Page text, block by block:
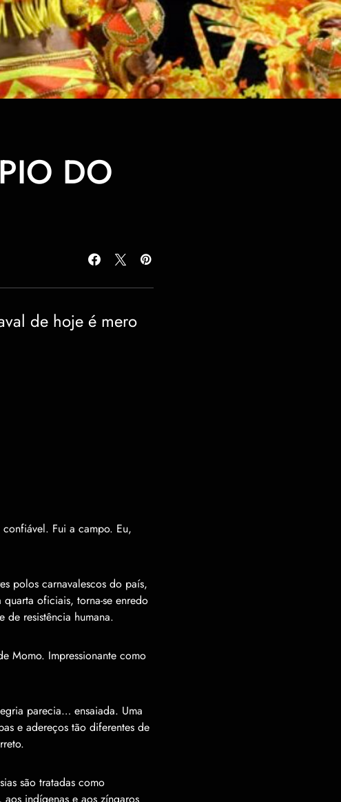
DO
de hoje é mero
Fui a campo. Eu,
polos carnavalescos do país,
oficiais, torna-se enredo
de resistência humana.
Momo. Impressionante como
parecia… ensaiada. Uma
e adereços tão diferentes de
são tratadas como